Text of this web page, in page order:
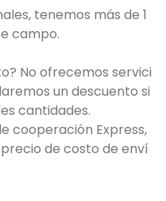
tenemos más de 1
campo.
No ofrecemos servici
un descuento si
cantidades.
cooperación Express,
de costo de enví